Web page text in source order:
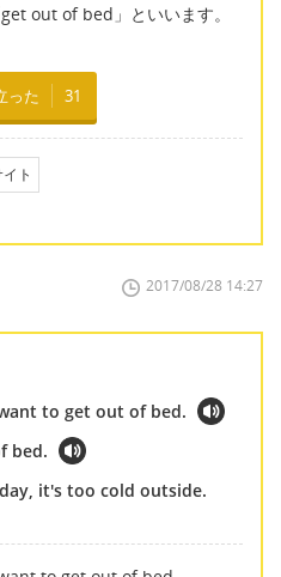
out of bed」といいます。
った 31
ト
2017/08/28 14:27
to get out of bed.
bed.
it's too cold outside.